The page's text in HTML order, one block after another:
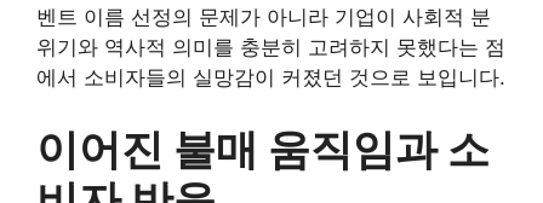
벤트 이름 선정의 문제가 아니라 기업이 사회적 분
위기와 역사적 의미를 충분히 고려하지 못했다는 점
에서 소비자들의 실망감이 커졌던 것으로 보입니다.
이어진 불매 움직임과 소